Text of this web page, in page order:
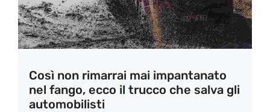
Così non rimarrai mai impantanato
nel fango, ecco il trucco che salva gli
automobilisti